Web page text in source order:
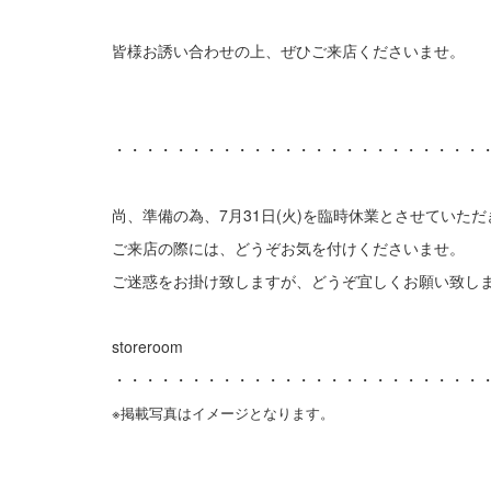
皆様お誘い合わせの上、ぜひご来店くださいませ。
・・・・・・・・・・・・・・・・・・・・・・・・
尚、準備の為、7月31日(火)を臨時休業とさせていただ
ご来店の際には、どうぞお気を付けくださいませ。
ご迷惑をお掛け致しますが、どうぞ宜しくお願い致しま
storeroom
・・・・・・・・・・・・・・・・・・・・・・・・
※掲載写真はイメージとなります。